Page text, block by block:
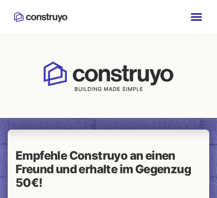
Empfehle Construyo an einen
Freund und erhalte im Gegenzug
50€!